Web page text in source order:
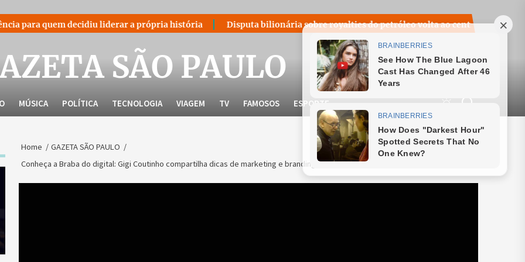
decidiu liderar a própria história Disputa bilionária sobre royalties do petróleo volta ao centro do debate nacional no
SÃO PAULO
MÚSICA POLÍTICA TECNOLOGIA VIAGEM TV FAMOSOS ESPORTE
Home
GAZETA SÃO PAULO
Conheça a Braba do digital: Gigi Coutinho compartilha dicas de marketing e branding nas redes sociais